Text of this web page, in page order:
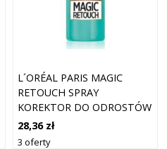
L´ORÉAL PARIS MAGIC
RETOUCH SPRAY
KOREKTOR DO ODROSTÓW
MAHOGANY BRONZE 75 ML
28,36 zł
3 oferty